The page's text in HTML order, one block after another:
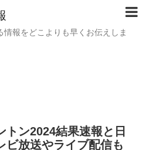
報をどこよりも早くお伝えしま
ン2024結果速報と日
ビ放送やライブ配信も